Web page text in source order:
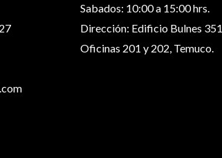
Sabados: 10:00 a 15:00 hrs.
Dirección: Edificio Bulnes 351,
Oficinas 201 y 202, Temuco.